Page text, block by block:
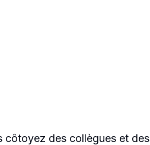
côtoyez des collègues et des